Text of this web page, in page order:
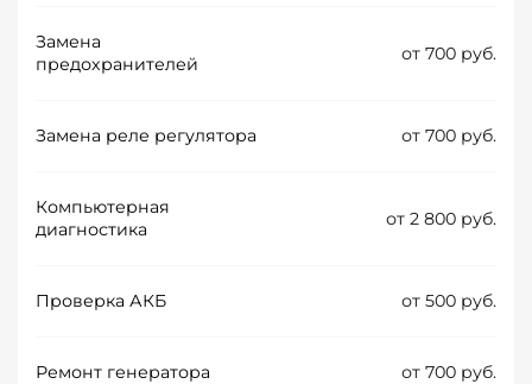
Замена
предохранителей
от 700 руб.
Замена реле регулятора от 700 руб.
Компьютерная
диагностика
от 2 800 руб.
Проверка АКБ от 500 руб.
Ремонт генератора от 700 руб.